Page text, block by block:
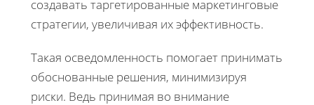
создавать таргетированные маркетинговые
стратегии, увеличивая их эффективность.
Такая осведомленность помогает принимать
обоснованные решения, минимизируя
риски. Ведь принимая во внимание